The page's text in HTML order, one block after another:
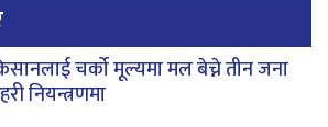
चर्को मूल्यमा मल बेच्ने तीन जना
नियन्त्रणमा